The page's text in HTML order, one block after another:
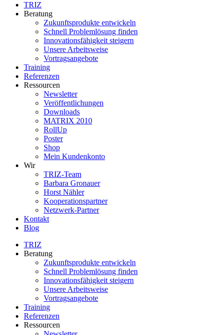
TRIZ
Beratung
Zukunftsprodukte entwickeln
Schnell Problemlösung finden
Innovationsfähigkeit steigern
Unsere Arbeitsweise
Vortragsangebote
Training
Referenzen
Ressourcen
Newsletter
Veröffentlichungen
Downloads
MATRIX 2010
RollUp
Poster
Shop
Mein Kundenkonto
Wir
TRIZ-Team
Barbara Gronauer
Horst Nähler
Kooperationspartner
Netzwerk-Partner
Kontakt
Blog
TRIZ
Beratung
Zukunftsprodukte entwickeln
Schnell Problemlösung finden
Innovationsfähigkeit steigern
Unsere Arbeitsweise
Vortragsangebote
Training
Referenzen
Ressourcen